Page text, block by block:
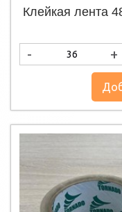
Клейкая лента
- +